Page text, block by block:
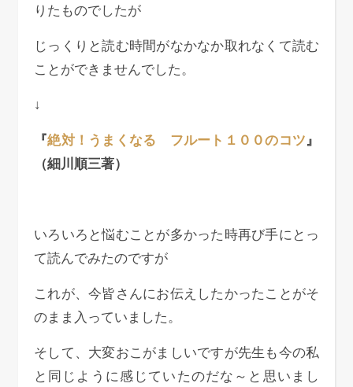
りたものでしたが
じっくりと読む時間がなかなか取れなくて読む
ことができませんでした。
↓
『絶対！うまくなる フルート１００のコツ』
（細川順三著）
いろいろと悩むことが多かった時再び手にとっ
て読んでみたのですが
これが、今皆さんにお伝えしたかったことがそ
のまま入っていました。
そして、大変おこがましいですが先生も今の私
と同じように感じていたのだな～と思いまし